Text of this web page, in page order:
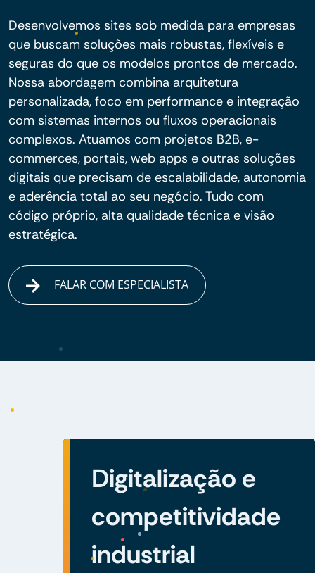
Desenvolvemos sites sob medida para empresas
que buscam soluções mais robustas, flexíveis e
seguras do que os modelos prontos de mercado.
Nossa abordagem combina arquitetura
personalizada, foco em performance e integração
com sistemas internos ou fluxos operacionais
complexos. Atuamos com projetos B2B, e-
commerces, portais, web apps e outras soluções
digitais que precisam de escalabilidade, autonomia
e aderência total ao seu negócio. Tudo com
código próprio, alta qualidade técnica e visão
estratégica.
FALAR COM ESPECIALISTA
Digitalização e
competitividade
industrial